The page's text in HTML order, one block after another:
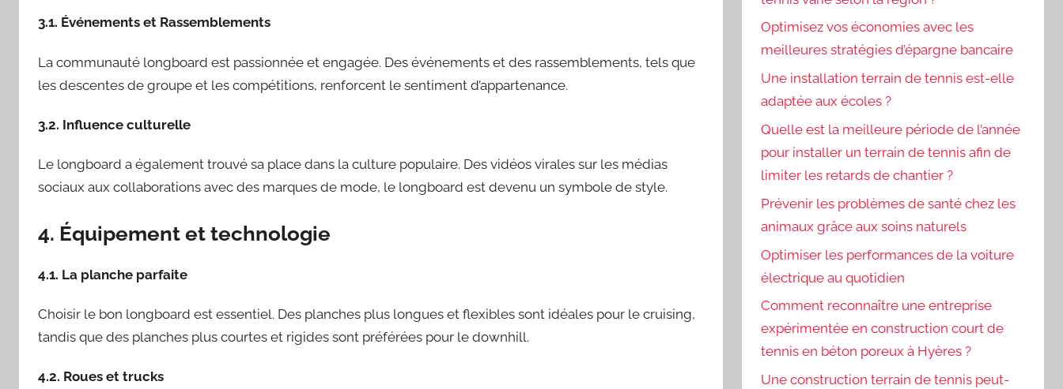
3.1. Événements et Rassemblements
La communauté longboard est passionnée et engagée. Des événements et des rassemblements, tels que
les descentes de groupe et les compétitions, renforcent le sentiment d’appartenance.
3.2. Influence culturelle
Le longboard a également trouvé sa place dans la culture populaire. Des vidéos virales sur les médias
sociaux aux collaborations avec des marques de mode, le longboard est devenu un symbole de style.
4. Équipement et technologie
4.1. La planche parfaite
Choisir le bon longboard est essentiel. Des planches plus longues et flexibles sont idéales pour le cruising,
tandis que des planches plus courtes et rigides sont préférées pour le downhill.
4.2. Roues et trucks
Optimisez vos économies avec les
meilleures stratégies d’épargne bancaire
Une installation terrain de tennis est-elle
adaptée aux écoles ?
Quelle est la meilleure période de l’année
pour installer un terrain de tennis afin de
limiter les retards de chantier ?
Prévenir les problèmes de santé chez les
animaux grâce aux soins naturels
Optimiser les performances de la voiture
électrique au quotidien
Comment reconnaître une entreprise
expérimentée en construction court de
tennis en béton poreux à Hyères ?
Une construction terrain de tennis peut-